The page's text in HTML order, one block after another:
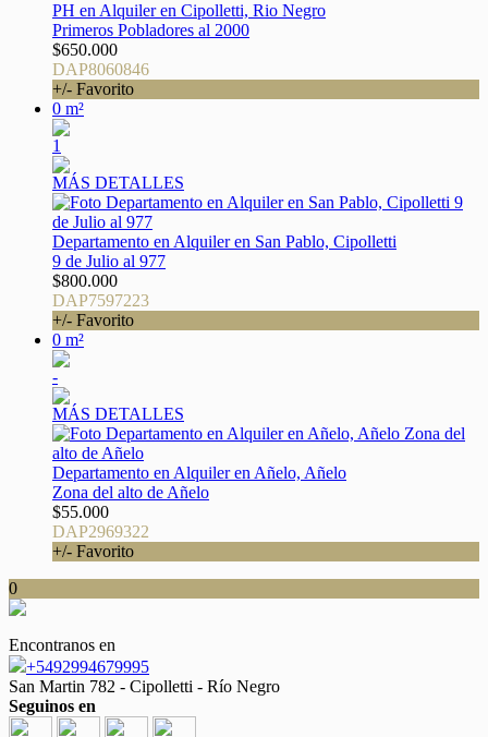
PH en Alquiler en Cipolletti, Rio Negro
Primeros Pobladores al 2000
$650.000
DAP8060846
+/- Favorito
0 m²
1
MÁS DETALLES
Departamento en Alquiler en San Pablo, Cipolletti
9 de Julio al 977
$800.000
DAP7597223
+/- Favorito
0 m²
-
MÁS DETALLES
Departamento en Alquiler en Añelo, Añelo
Zona del alto de Añelo
$55.000
DAP2969322
+/- Favorito
0
Encontranos en
+5492994679995
San Martin 782 - Cipolletti - Río Negro
Seguinos en